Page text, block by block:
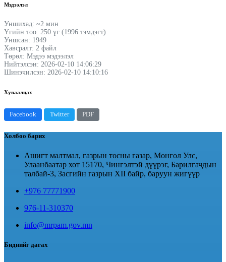
Мэдээлэл
Уншихад: ~2 мин
Үгийн тоо: 250 үг (1996 тэмдэгт)
Уншсан: 1949
Хавсралт: 2 файл
Төрөл: Мэдээ мэдээлэл
Нийтэлсэн: 2026-02-10 14:06:29
Шинэчилсэн: 2026-02-10 14:10:16
Хуваалцах
Facebook Twitter PDF
Холбоо барих
Ашигт малтмал, газрын тосны газар, Монгол Улс,
Улаанбаатар хот 15170, Чингэлтэй дүүрэг, Барилгачдын
талбай-3, Засгийн газрын XII байр, баруун жигүүр
+976 77771900
976-11-310370
info@mrpam.gov.mn
Биднийг дагах